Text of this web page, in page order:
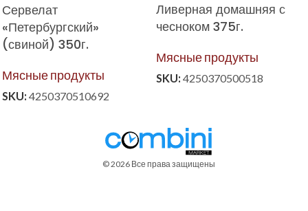
Сервелат
«Петербургский»
(свиной) 350г.
Мясные продукты
SKU: 4250370510692
Ливерная домашняя с
чесноком 375г.
Мясные продукты
SKU: 4250370500518
© 2026 Все права защищены